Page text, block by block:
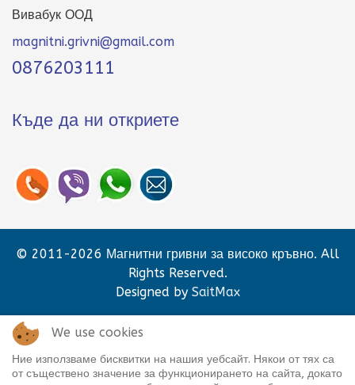
Вивабук ООД
magnitni.grivni@gmail.com
0876203111
Къде да ни откриете
© 2011-2026 Магнитни гривни за високо кръвно. All
Rights Reserved.
Designed by SaitMax
We use cookies
Ние използваме бисквитки на нашия уебсайт. Някои от тях са
от съществено значение за функционирането на сайта, докато